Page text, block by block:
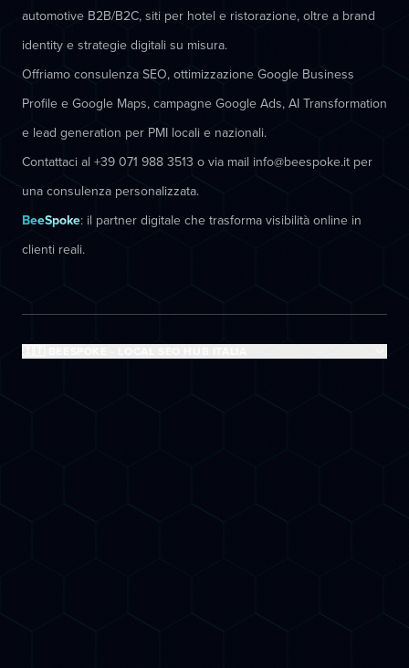
automotive B2B/B2C, siti per hotel e ristorazione, oltre a brand
identity e strategie digitali su misura.
Offriamo consulenza SEO, ottimizzazione Google Business
Profile e Google Maps, campagne Google Ads, AI Transformation
e lead generation per PMI locali e nazionali.
Contattaci al +39 071 988 3513 o via mail info@beespoke.it per
una consulenza personalizzata.
BeeSpoke: il partner digitale che trasforma visibilità online in
clienti reali.
🇮🇹 BEESPOKE - LOCAL SEO HUB ITALIA